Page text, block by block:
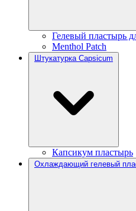
Гелевый пластырь
Menthol Patch
Штукатурка Capsicum
Капсикум пластырь
Охлаждающий гелевый